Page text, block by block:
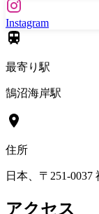
Instagram
最寄り駅
鵠沼海岸駅
住所
日本、〒251-
アクセス